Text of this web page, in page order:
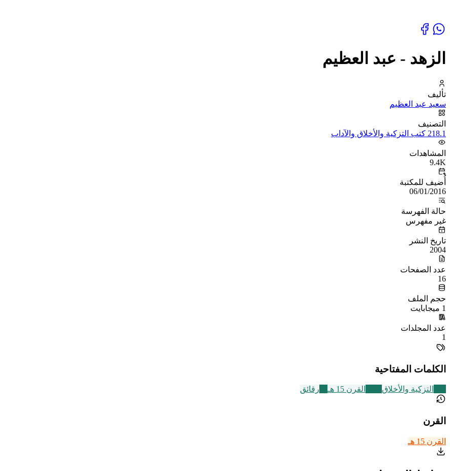
الزهد - عبد العظيم
تأليف
سعيد عبد العظيم
التصنيف
218.1 كتب التزكية والأخلاق والآداب
المشاهدات
9.4K
أُضيف للمكتبة
06/01/2016
حالة الفهرسة
غير مفهرس
تاريخ النشر
2004
عدد الصفحات
16
حجم الملف
1 ميجابايت
عدد المجلدات
1
الكلمات المفتاحية
التزكية والأخلاق القرن 15 هـ رقائق
القرن
القرن 15 هـ